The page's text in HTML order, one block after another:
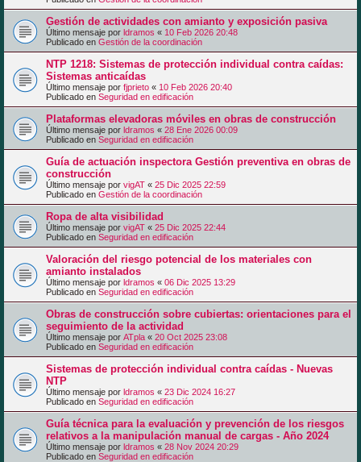
Gestión de actividades con amianto y exposición pasiva
Último mensaje por ldramos « 10 Feb 2026 20:48
Publicado en Gestión de la coordinación
NTP 1218: Sistemas de protección individual contra caídas:
Sistemas anticaídas
Último mensaje por fjprieto « 10 Feb 2026 20:40
Publicado en Seguridad en edificación
Plataformas elevadoras móviles en obras de construcción
Último mensaje por ldramos « 28 Ene 2026 00:09
Publicado en Seguridad en edificación
Guía de actuación inspectora Gestión preventiva en obras de
construcción
Último mensaje por vigAT « 25 Dic 2025 22:59
Publicado en Gestión de la coordinación
Ropa de alta visibilidad
Último mensaje por vigAT « 25 Dic 2025 22:44
Publicado en Seguridad en edificación
Valoración del riesgo potencial de los materiales con
amianto instalados
Último mensaje por ldramos « 06 Dic 2025 13:29
Publicado en Seguridad en edificación
Obras de construcción sobre cubiertas: orientaciones para el
seguimiento de la actividad
Último mensaje por ATpla « 20 Oct 2025 23:08
Publicado en Seguridad en edificación
Sistemas de protección individual contra caídas - Nuevas
NTP
Último mensaje por ldramos « 23 Dic 2024 16:27
Publicado en Seguridad en edificación
Guía técnica para la evaluación y prevención de los riesgos
relativos a la manipulación manual de cargas - Año 2024
Último mensaje por ldramos « 28 Nov 2024 20:29
Publicado en Seguridad en edificación